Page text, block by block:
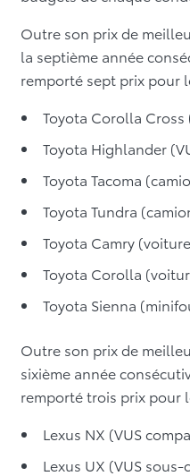
Outre son prix de
la septième année
remporté sept prix pour
Toyota Corolla Cross
Toyota Highlander
Toyota Tacoma
Toyota Tundra
Toyota Camry
Toyota Corolla
Toyota Sienna
Outre son prix de
sixième année
remporté trois prix pour
Lexus NX (VUS
Lexus UX (VUS